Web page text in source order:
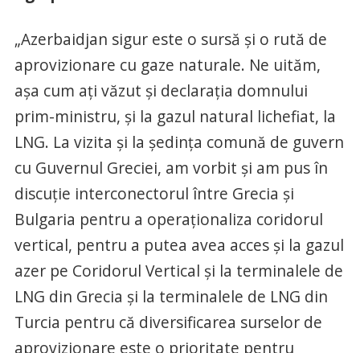
„Azerbaidjan sigur este o sursă şi o rută de
aprovizionare cu gaze naturale. Ne uităm,
aşa cum aţi văzut şi declaraţia domnului
prim-ministru, şi la gazul natural lichefiat, la
LNG. La vizita şi la şedinţa comună de guvern
cu Guvernul Greciei, am vorbit şi am pus în
discuţie interconectorul între Grecia şi
Bulgaria pentru a operaţionaliza coridorul
vertical, pentru a putea avea acces şi la gazul
azer pe Coridorul Vertical şi la terminalele de
LNG din Grecia şi la terminalele de LNG din
Turcia pentru că diversificarea surselor de
aprovizionare este o prioritate pentru